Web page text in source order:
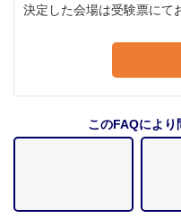
決定した会場は受験票にて
このFAQにより